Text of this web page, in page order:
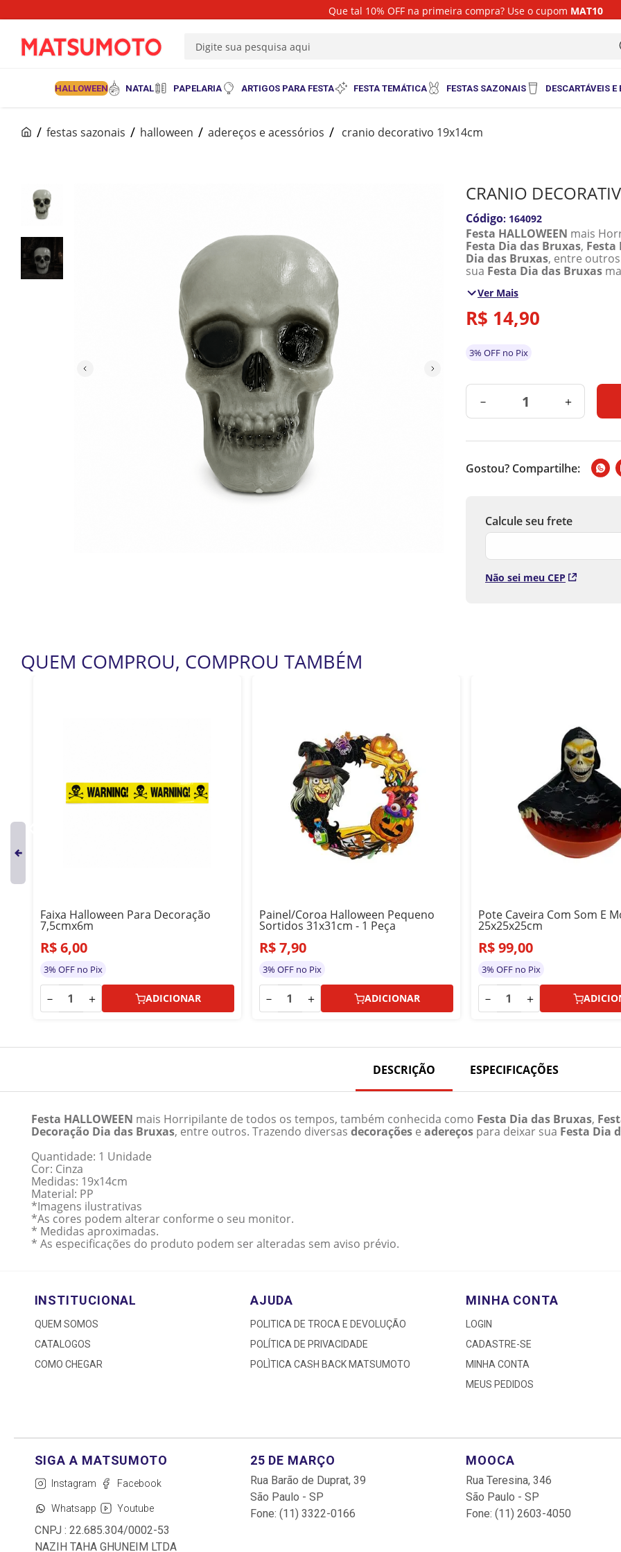
Que tal 10% OFF na primeira compra? Use o cupom MAT10
HALLOWEEN NATAL PAPELARIA ARTIGOS PARA FESTA FESTA TEMÁTICA FESTAS SAZONAIS DESCARTÁVEIS
festas sazonais halloween adereços e acessórios cranio decorativo 19x14cm
CRANIO
: 164092
Festa HALLOWEEN mais
Festa Dia das Bruxas, Festa
Dia das Bruxas, entre
sua Festa Dia das Bruxas
Quantidade: 1 Unidade
Cor: Cinza
Medidas: 19x14cm
*Imagens ilustrativas
*As cores podem alterar
* As especificações do
Ver Mais
R$ 14,90
3% OFF no Pix
－ ＋
Gostou? Compartilhe:
Não sei meu CEP
QUEM COMPROU, COMPROU TAMBÉM
Faixa Halloween Para Decoração
7,5cmx6m
R$6,00
3% OFF no Pix
－ ＋ ADICIONAR
Painel/Coroa Halloween Pequeno
Sortidos 31x31cm - 1 Peça
R$7,90
3% OFF no Pix
－ ＋ ADICIONAR
Pote Caveira Com Som E
25x25x25cm
R$99,00
3% OFF no Pix
－ ＋
DESCRIÇÃO ESPECIFICAÇÕES
Festa HALLOWEEN mais Horripilante de todos os tempos, também conhecida como Festa Dia das Bruxas,
Decoração Dia das Bruxas, entre outros. Trazendo diversas decorações e adereços para deixar sua Festa Dia
Quantidade: 1 Unidade
Cor: Cinza
Medidas: 19x14cm
Material: PP
*Imagens ilustrativas
*As cores podem alterar conforme o seu monitor.
* Medidas aproximadas.
* As especificações do produto podem ser alteradas sem aviso prévio.
INSTITUCIONAL
QUEM SOMOS
CATALOGOS
COMO CHEGAR
AJUDA
POLITICA DE TROCA E DEVOLUÇÃO
POLÍTICA DE PRIVACIDADE
POLÌTICA CASH BACK MATSUMOTO
MINHA CONTA
LOGIN
CADASTRE-SE
MINHA CONTA
MEUS PEDIDOS
Instagram Facebook
Whatsapp Youtube
25 DE MARÇO
Rua Barão de Duprat, 39
São Paulo - SP
Fone: (11) 3322-0166
MOOCA
Rua Teresina, 346
São Paulo - SP
Fone: (11) 2603-4050
CNPJ : 22.685.304/0002-53
NAZIH TAHA GHUNEIM LTDA